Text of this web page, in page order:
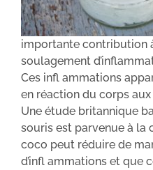
importante contribution
soulagement
Ces infl ammations
en réaction du corps
Une étude britannique
souris est parvenue à la
coco peut réduire de
d’infl ammations et que